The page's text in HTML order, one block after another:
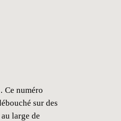
Ce numéro
sur des
large de